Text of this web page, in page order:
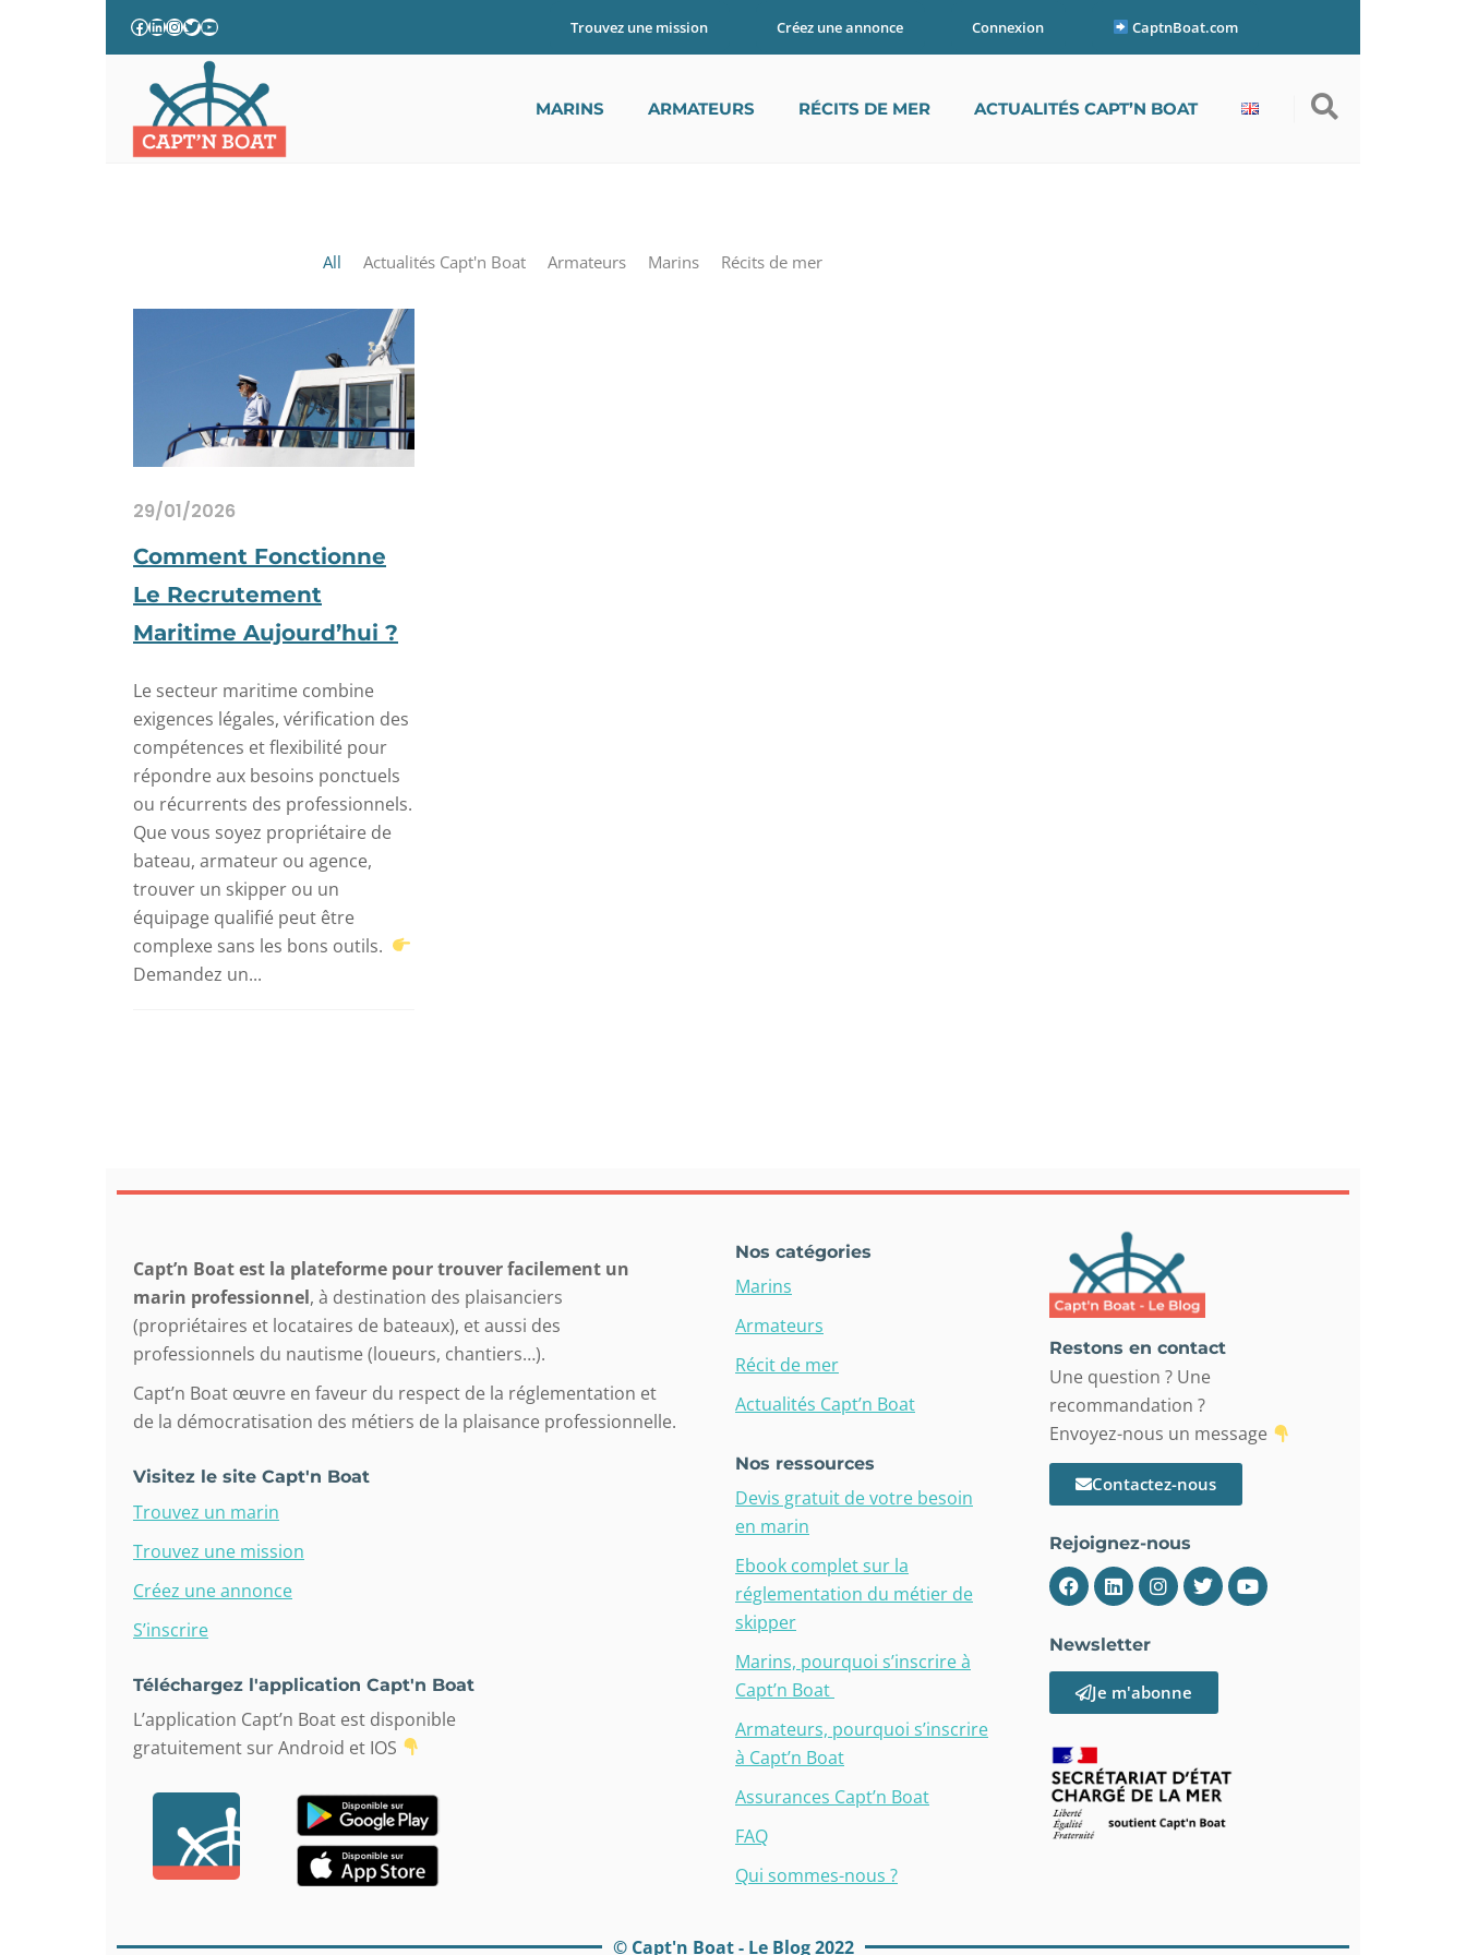
Trouvez une mission Créez une annonce Connexion CaptnBoat.com
MARINS ARMATEURS RÉCITS DE MER ACTUALITÉS CAPT’N BOAT
RECRUTEMENT DE MARINS TAG
All Actualités Capt'n Boat Armateurs Marins Récits de mer
29/01/2026
Comment Fonctionne
Le Recrutement
Maritime Aujourd’hui ?
Le secteur maritime combine
exigences légales, vérification des
compétences et flexibilité pour
répondre aux besoins ponctuels
ou récurrents des professionnels.
Que vous soyez propriétaire de
bateau, armateur ou agence,
trouver un skipper ou un
équipage qualifié peut être
complexe sans les bons outils.
Demandez un...
Capt’n Boat est la plateforme pour trouver facilement un
marin professionnel, à destination des plaisanciers
(propriétaires et locataires de bateaux), et aussi des
professionnels du nautisme (loueurs, chantiers…).
Capt’n Boat œuvre en faveur du respect de la réglementation et
de la démocratisation des métiers de la plaisance professionnelle.
Visitez le site Capt'n Boat
Trouvez un marin
Trouvez une mission
Créez une annonce
S’inscrire
Téléchargez l'application Capt'n Boat
L’application Capt’n Boat est disponible
gratuitement sur Android et IOS
Nos catégories
Marins
Armateurs
Récit de mer
Actualités Capt’n Boat
Nos ressources
Devis gratuit de votre besoin
en marin
Ebook complet sur la
réglementation du métier de
skipper
Marins, pourquoi s’inscrire à
Capt’n Boat
Armateurs, pourquoi s’inscrire
à Capt’n Boat
Assurances Capt’n Boat
FAQ
Qui sommes-nous ?
Restons en contact
Une question ? Une
recommandation ?
Envoyez-nous un message
Contactez-nous
Rejoignez-nous
Newsletter
Je m'abonne
© Capt'n Boat - Le Blog 2022